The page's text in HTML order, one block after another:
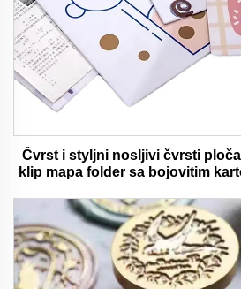
Čvrst i styljni nosljivi čvrsti
klip mapa folder sa bojovitim